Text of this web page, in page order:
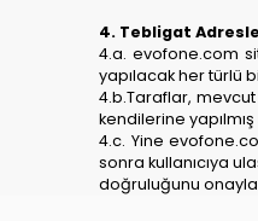
4. Tebligat
4.a. evofone.com
yapılacak her türlü
4.b.Taraflar,
kendilerine
4.c. Yine
sonra kullanıcıya
doğruluğunu